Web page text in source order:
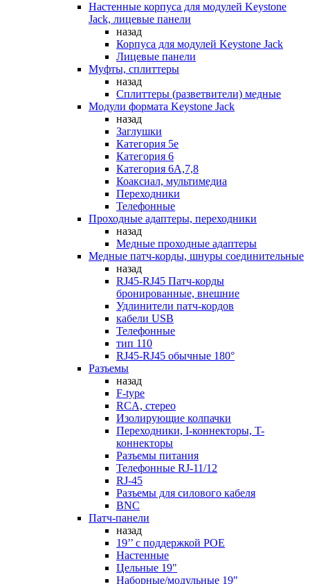
Настенные корпуса для модулей Keystone
Jack, лицевые панели
назад
Корпуса для модулей Keystone Jack
Лицевые панели
Муфты, сплиттеры
назад
Сплиттеры (разветвители) медные
Модули формата Keystone Jack
назад
Заглушки
Категория 5е
Категория 6
Категория 6А,7,8
Коаксиал, мультимедиа
Переходники
Телефонные
Проходные адаптеры, переходники
назад
Медные проходные адаптеры
Медные патч-корды, шнуры соединительные
назад
RJ45-RJ45 Патч-корды
бронированные, внешние
Удлинители патч-кордов
кабели USB
Телефонные
тип 110
RJ45-RJ45 обычные 180°
Разъемы
назад
F-type
RCA, стерео
Изолирующие колпачки
Переходники, I-коннекторы, T-
коннекторы
Разъемы питания
Телефонные RJ-11/12
RJ-45
Разъемы для силового кабеля
BNC
Патч-панели
назад
19’’ с поддержкой POE
Настенные
Цельные 19"
Наборные/модульные 19"